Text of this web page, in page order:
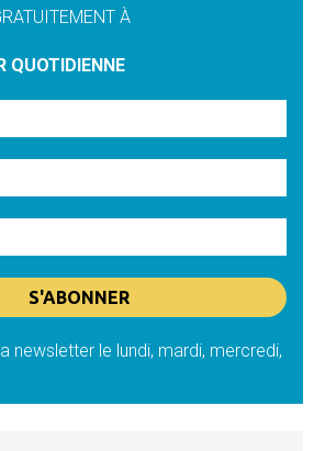
À
QUOTIDIENNE
newsletter le lundi, mardi, mercredi,